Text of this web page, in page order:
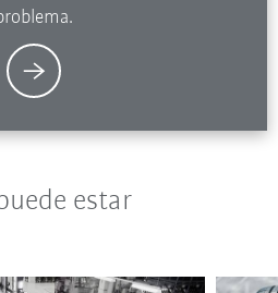
estar